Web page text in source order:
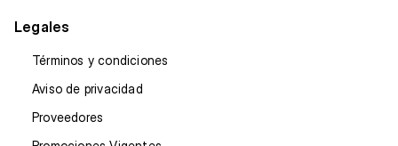
Legales
Términos y condiciones
Aviso de privacidad
Proveedores